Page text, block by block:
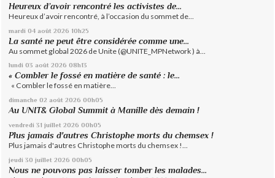
Heureux d’avoir rencontré les activistes de...
Heureux d’avoir rencontré, à l’occasion du sommet de...
mardi 04 août 2026 10h25
La santé ne peut être considérée comme une...
Au sommet global 2026 de Unite (@UNITE_MPNetwork ) à...
lundi 03 août 2026 08h13
« Combler le fossé en matière de santé : le...
« Combler le fossé en matière...
dimanche 02 août 2026 00h05
Au UNIT& Global Summit à Manille dès demain !
vendredi 31 juillet 2026 00h05
Plus jamais d'autres Christophe morts du chemsex !
Plus jamais d'autres Christophe morts du chemsex !...
jeudi 30 juillet 2026 00h05
Nous ne pouvons pas laisser tomber les malades...